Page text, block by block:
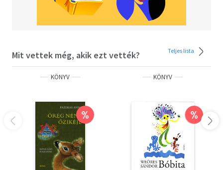
Mit vettek még, akik ezt vették? Teljes lista
KÖNYV
%
KÖNYV
%